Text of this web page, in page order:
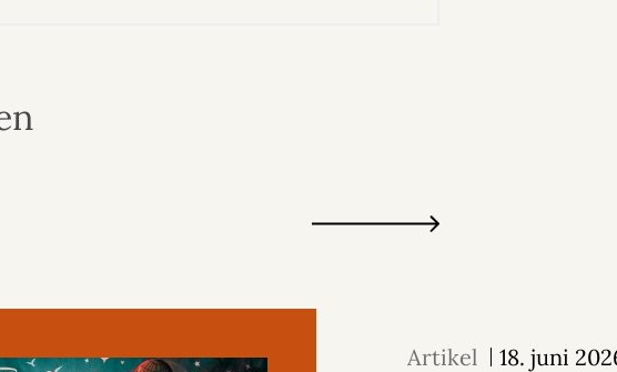
Artikel 18. juni